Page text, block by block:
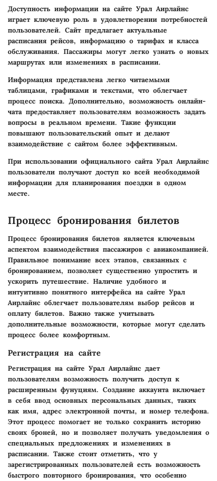
Доступность информации на сайте Урал Аирлайнс
играет ключевую роль в удовлетворении потребностей
пользователей. Сайт предлагает актуальные
расписания рейсов, информацию о тарифах и класса
обслуживания. Пассажиры могут легко узнать о новых
маршрутах или изменениях в расписании.
Информация представлена легко читаемыми
таблицами, графиками и текстами, что облегчает
процесс поиска. Дополнительно, возможность онлайн-
чата предоставляет пользователям возможность задать
вопросы в реальном времени. Такие функции
повышают пользовательский опыт и делают
взаимодействие с сайтом более эффективным.
При использовании официального сайта Урал Аирлайнс
пользователи получают доступ ко всей необходимой
информации для планирования поездки в одном
месте.
Процесс бронирования билетов
Процесс бронирования билетов является ключевым
аспектом взаимодействия пассажиров с авиакомпанией.
Правильное понимание всех этапов, связанных с
бронированием, позволяет существенно упростить и
ускорить путешествие. Наличие удобного и
интуитивно понятного интерфейса на сайте Урал
Аирлайнс облегчает пользователям выбор рейсов и
оплату билетов. Важно также учитывать
дополнительные возможности, которые могут сделать
процесс более комфортным.
Регистрация на сайте
Регистрация на сайте Урал Аирлайнс дает
пользователям возможность получить доступ к
расширенным фунуциям. Создание аккаунта включает
в себя ввод основных персональных данных, таких
как имя, адрес электронной почты, и номер телефона.
Этот процесс помогает не только сохранить историю
своих броней, но и позволяет получать уведомления о
специальных предложениях и изменениях в
расписании. Также стоит отметить, что у
зарегистрированных пользователей есть возможность
быстрого повторного бронирования, что особенно